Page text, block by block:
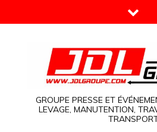
to
GROUPE PRESSE ET
LEVAGE, MANUTENTION,